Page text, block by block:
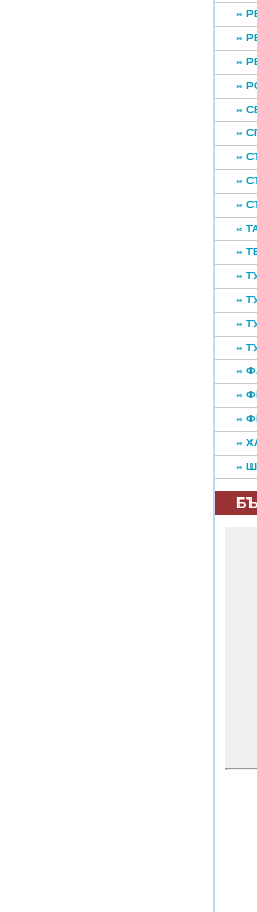
»
»
»
»
»
»
»
»
»
»
»
»
»
»
»
»
»
»
»
»